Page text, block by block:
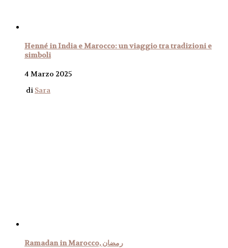
Henné in India e Marocco: un viaggio tra tradizioni e
simboli
4 Marzo 2025
di Sara
Ramadan in Marocco, رمضان